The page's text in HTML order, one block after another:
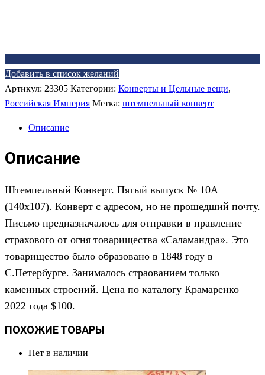
Добавить в список желаний
Артикул: 23305 Категории: Конверты и Цельные вещи,
Российская Империя Метка: штемпельный конверт
Описание
Описание
Штемпельный Конверт. Пятый выпуск № 10А
(140х107). Конверт с адресом, но не прошедший почту.
Письмо предназначалось для отправки в правление
страхового от огня товарищества «Саламандра». Это
товарищество было образовано в 1848 году в
С.Петербурге. Занималось страованием только
каменных строений. Цена по каталогу Крамаренко
2022 года $100.
ПОХОЖИЕ ТОВАРЫ
Нет в наличии